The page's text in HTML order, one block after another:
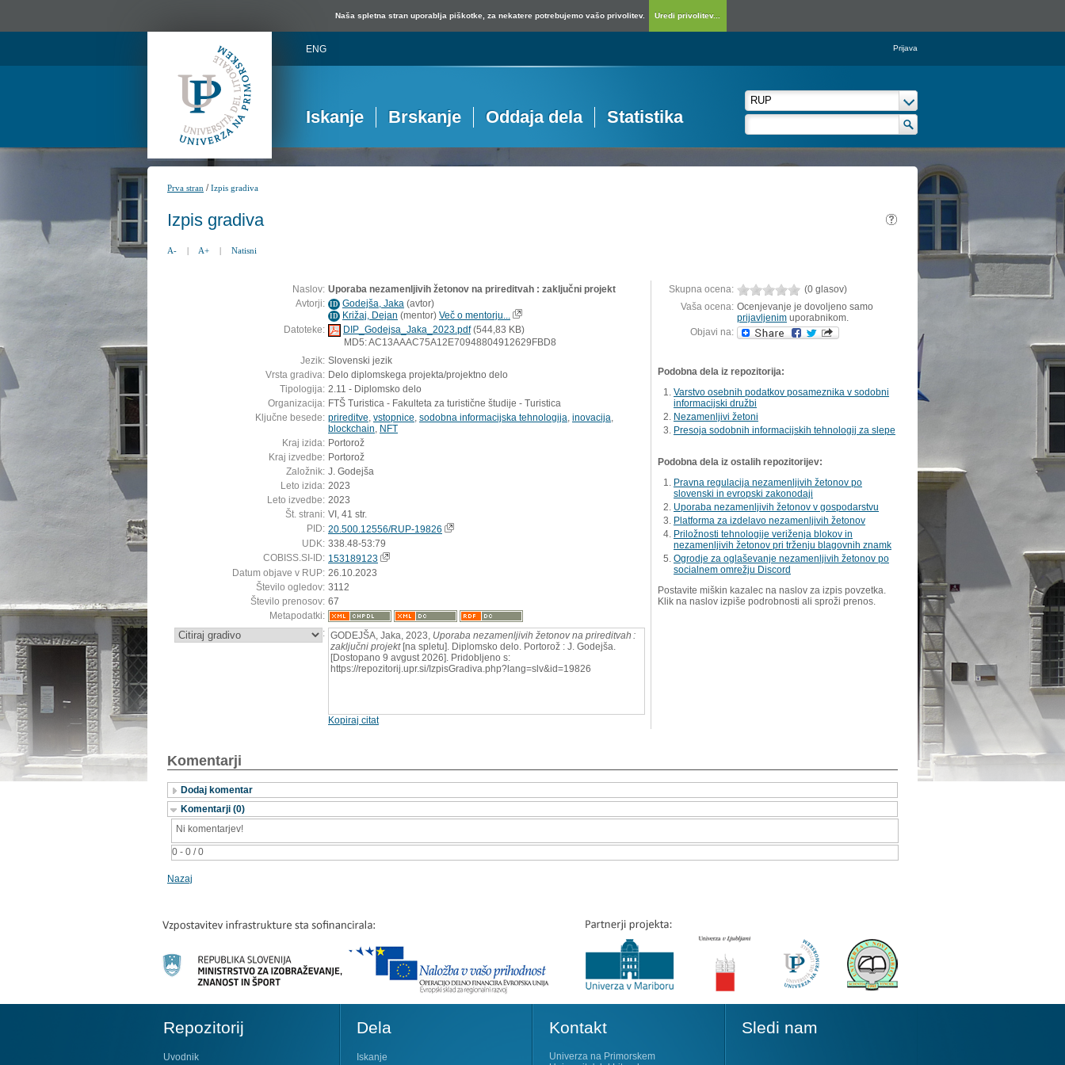
Naša spletna stran uporablja piškotke, za nekatere potrebujemo vašo privolitev. Uredi privolitev...
ENG Prijava
Iskanje Brskanje Oddaja dela Statistika
Prva stran /Izpis gradiva
Izpis gradiva
A- | A+ | Natisni
Naslov: Uporaba nezamenljivih žetonov na prireditvah : zaključni projekt
Avtorji: ID Godejša, Jaka (avtor)
ID Križaj, Dejan (mentor) Več o mentorju...
Datoteke:
DIP_Godejsa_Jaka_2023.pdf(544,83 KB)
MD5: AC13AAAC75A12E70948804912629FBD8
Jezik: Slovenski jezik
Vrsta gradiva: Delo diplomskega projekta/projektno delo
Tipologija: 2.11 - Diplomsko delo
Organizacija: FTŠ Turistica - Fakulteta za turistične študije - Turistica
Ključne besede: prireditve vstopnice sodobna informacijska tehnologija inovacija
blockchain NFT
Kraj izida: Portorož
Kraj izvedbe: Portorož
Založnik: J. Godejša
Leto izida: 2023
Leto izvedbe: 2023
Št. strani: VI, 41 str.
PID: 20.500.12556/RUP-19826
UDK: 338.48-53:79
COBISS.SI-ID: 153189123
Datum objave v RUP: 26.10.2023
Število ogledov: 3112
Število prenosov: 67
Metapodatki:
: GODEJŠA, Jaka, 2023, Uporaba nezamenljivih žetonov na prireditvah :
zaključni projekt[na spletu]. Diplomsko delo. Portorož : J. Godejša.
[Dostopano 9 avgust 2026]. Pridobljeno s:
https://repozitorij.upr.si/IzpisGradiva.php?lang=slv&id=19826
Kopiraj citat
Skupna ocena:
(0 glasov)
Vaša ocena: Ocenjevanje je dovoljeno samo
prijavljenim uporabnikom.
Objavi na:
Podobna dela iz repozitorija:
Varstvo osebnih podatkov posameznika v sodobni
informacijski družbi
Nezamenljivi žetoni
Presoja sodobnih informacijskih tehnologij za slepe
Podobna dela iz ostalih repozitorijev:
Pravna regulacija nezamenljivih žetonov po
slovenski in evropski zakonodaji
Uporaba nezamenljivih žetonov v gospodarstvu
Platforma za izdelavo nezamenljivih žetonov
Priložnosti tehnologije veriženja blokov in
nezamenljivih žetonov pri trženju blagovnih znamk
Ogrodje za oglaševanje nezamenljivih žetonov po
socialnem omrežju Discord
Postavite miškin kazalec na naslov za izpis povzetka.
Klik na naslov izpiše podrobnosti ali sproži prenos.
Komentarji
Dodaj komentar
Komentarji (0)
0 - 0 / 0
Ni komentarjev!
Nazaj
Repozitorij
Uvodnik
Dela
Iskanje
Kontakt
Univerza na Primorskem
Sledi nam